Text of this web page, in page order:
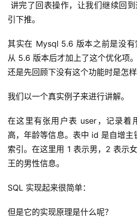
引下推。
其实在 Mysql 5.6 版本之前是没有
从 5.6 版本后才加上了这个优化项
还是先回顾下没有这个功能时是怎样
我们以一个真实例子来进行讲解。
在这里有张用户表 user，记录着
高，年龄等信息。表中 id 是自增
索引。在这里用 1 表示男，2 表示
王的男性信息。
SQL 实现起来很简单：
但是它的实现原理是什么呢？